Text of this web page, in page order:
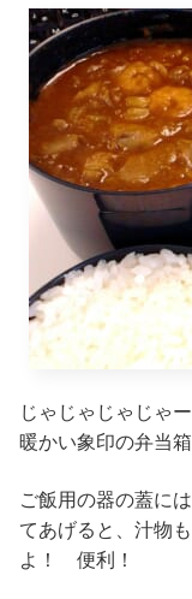
じゃじゃじゃじゃ
暖かい象印の弁当箱
ご飯用の器の蓋に
てあげると、汁物
よ！ 便利！